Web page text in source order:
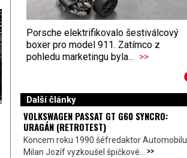
Porsche elektrifikovalo šestiválcový
boxer pro model 911. Zatímco z
pohledu marketingu byla... >>
Další články
VOLKSWAGEN PASSAT GT G60 SYNCRO:
URAGÁN (RETROTEST)
Koncem roku 1990 šéfredaktor Automobilu
Milan Jozíf vyzkoušel špičkové... >>